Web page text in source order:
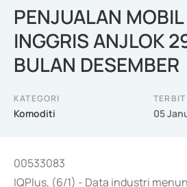
PENJUALAN
INGGRIS ANJLOK
BULAN DESEMBER
KATEGORI
Komoditi 05
00533083
IQPlus, (6/1) - Data industri